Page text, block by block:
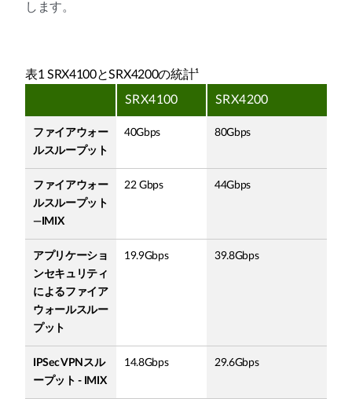
します。
表1 SRX4100とSRX4200の統計¹
SRX4100
SRX4200
ファイアウォー
ルスループット
40Gbps 80Gbps
ファイアウォー
ルスループット
—IMIX
22 Gbps 44Gbps
アプリケーショ
ンセキュリティ
によるファイア
ウォールスルー
プット
19.9Gbps 39.8Gbps
IPSec VPNスル
ープット - IMIX
14.8Gbps 29.6Gbps